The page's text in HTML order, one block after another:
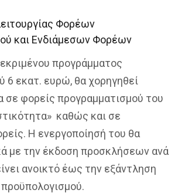
Φορέων
και Ενδιάμεσων Φορέων
προγράμματος
6 εκατ. ευρώ, θα χορηγηθεί
σε φορείς προγραμματισμού του
καθώς και σε
Η ενεργοποίησή του θα
με την έκδοση προσκλήσεων ανά
ανοικτό έως την εξάντληση